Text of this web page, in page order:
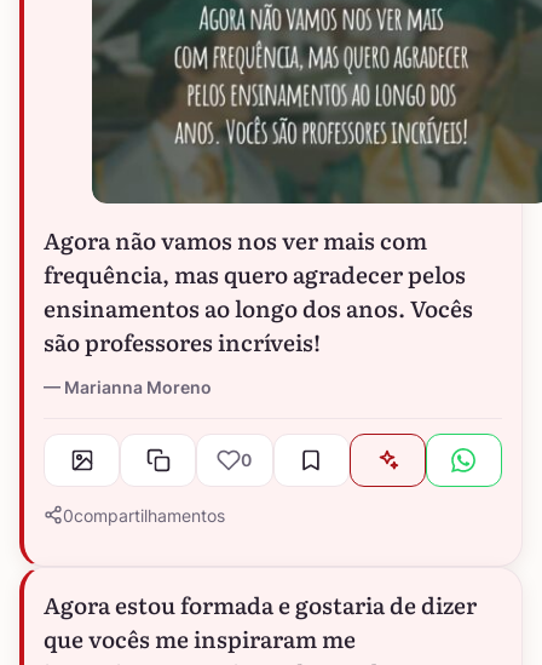
Agora não vamos nos ver mais com
frequência, mas quero agradecer pelos
ensinamentos ao longo dos anos. Vocês
são professores incríveis!
Marianna Moreno
0
0compartilhamentos
Agora estou formada e gostaria de dizer
que vocês me inspiraram me